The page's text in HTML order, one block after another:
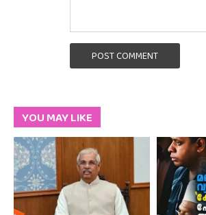
POST COMMENT
YOU MAY LIKE